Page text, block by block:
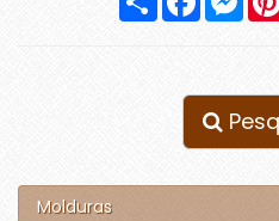
Molduras